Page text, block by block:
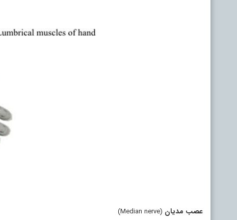
عصب مدیان (Median nerve)